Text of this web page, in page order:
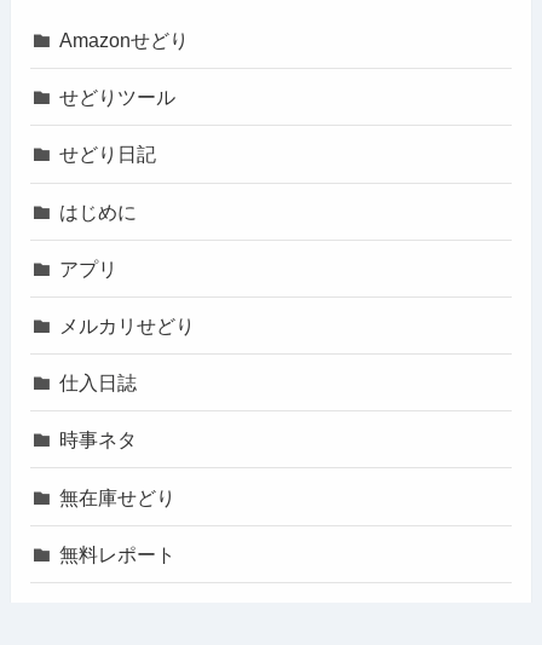
Amazonせどり
せどりツール
せどり日記
はじめに
アプリ
メルカリせどり
仕入日誌
時事ネタ
無在庫せどり
無料レポート